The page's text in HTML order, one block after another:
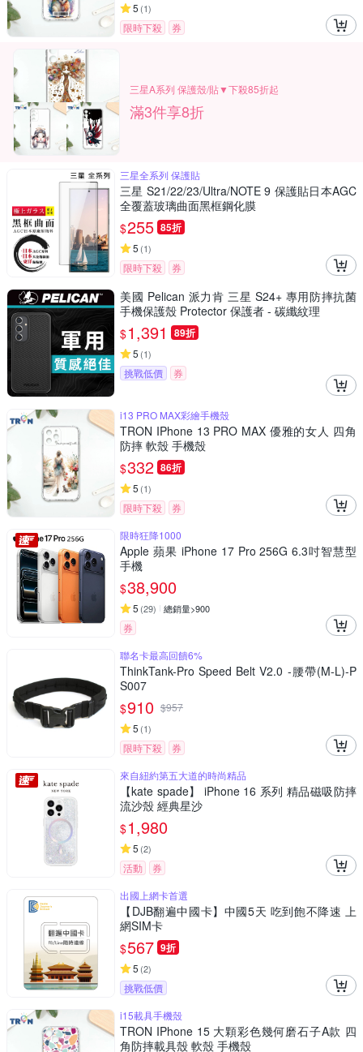
5 (1)
限時下殺 券
三星A系列 保護殼/貼▼下殺85折起
滿3件享8折
三星全系列 保護貼
三星 S21/22/23/Ultra/NOTE 9 保護貼日本AGC
全覆蓋玻璃曲面黑框鋼化膜
$255 85折
5 (1)
限時下殺 券
美國 Pelican 派力肯 三星 S24+ 專用防摔抗菌
手機保護殼 Protector 保護者 - 碳纖紋理
$1,391 89折
5 (1)
挑戰低價 券
i13 PRO MAX彩繪手機殼
TRON IPhone 13 PRO MAX 優雅的女人 四角
防摔 軟殼 手機殼
$332 86折
5 (1)
限時下殺
券
限時狂降1000
Apple 蘋果 iPhone 17 Pro 256G 6.3吋智慧型
手機
$38,900
5 (29) 總銷量>900
券
聯名卡最高回饋6%
ThinkTank-Pro Speed Belt V2.0 -腰帶(M-L)-P
S007
$910 $957
5 (1)
限時下殺
券
來自紐約第五大道的時尚精品
【kate spade】 iPhone 16 系列 精品磁吸防摔
流沙殼 經典星沙
$1,980
5 (2)
活動
券
出國上網卡首選
【DJB翻遍中國卡】中國5天 吃到飽不降速 上
網SIM卡
$567 9折
5 (2)
挑戰低價
i15載具手機殼
TRON IPhone 15 大顆彩色幾何磨石子A款 四
角防摔載具殼 軟殼 手機殼